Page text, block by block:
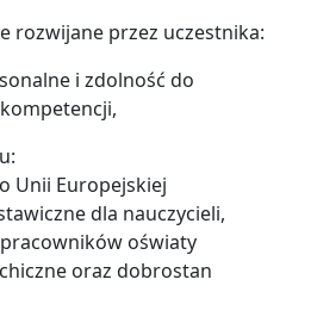
rozwijane przez uczestnika:
i zdolność do
Unii Europejskiej
dla nauczycieli,
oświaty
oraz dobrostan